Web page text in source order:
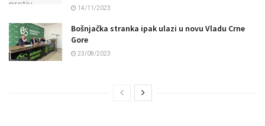
14/11/2023
Bošnjačka stranka ipak ulazi u novu Vladu Crne
Gore
23/08/2023